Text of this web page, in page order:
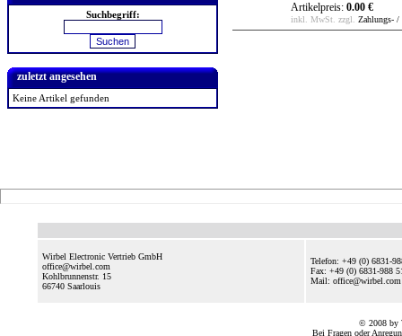
Suchbegriff:
zuletzt angesehen
Keine Artikel gefunden
Artikelpreis: 0.00 €
inkl. MwSt. zzgl. Zahlungs- /
Wirbel Electronic Vertrieb GmbH
office@wirbel.com
Kohlbrunnenstr. 15
66740 Saarlouis
Telefon: +49 (0) 6831-
Fax: +49 (0) 6831-988
Mail:
© 2008 by
Bei Fragen oder